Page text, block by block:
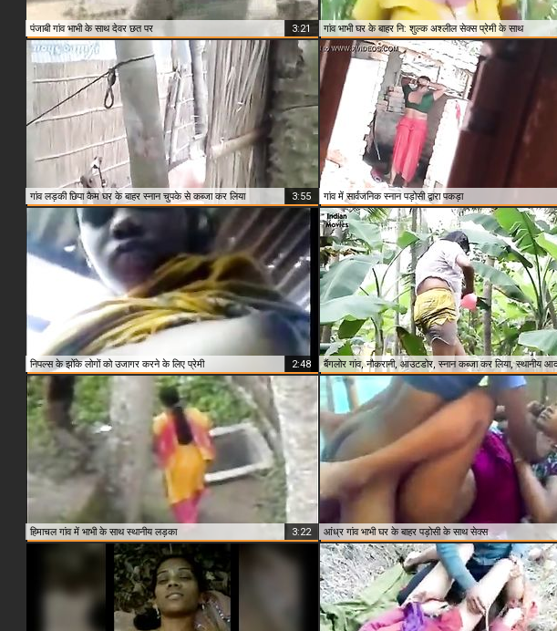
पंजाबी गांव भाभी के साथ देवर छत पर 3:21 गांव भाभी घर के बाहर नि: शुल्क अश्लील सेक्स प्रेमी के साथ
गांव लड़की छिपा कैम घर के बाहर स्नान चुपके से कब्जा कर लिया 3:55 गांव में सार्वजनिक स्नान पड़ोसी द्वारा पकड़ा
निपल्स के झोंके लोगों को उजागर करने के लिए प्रेमी 2:48
हिमाचल गांव में भाभी के साथ स्थानीय लड़का 3:22 आंध्र गांव भाभी घर के बाहर पड़ोसी के साथ सेक्स